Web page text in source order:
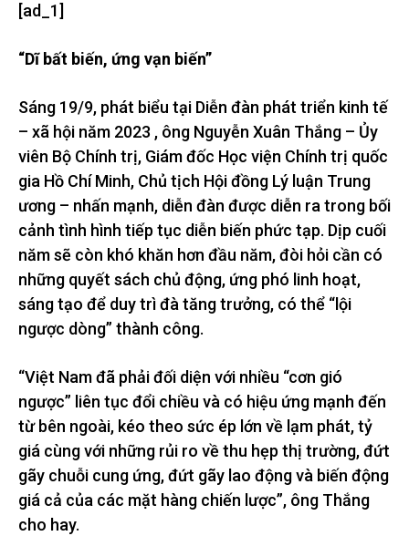
[ad_1]
“Dĩ bất biến, ứng vạn biến”
Sáng 19/9, phát biểu tại Diễn đàn phát triển kinh tế
– xã hội năm 2023 , ông Nguyễn Xuân Thắng – Ủy
viên Bộ Chính trị, Giám đốc Học viện Chính trị quốc
gia Hồ Chí Minh, Chủ tịch Hội đồng Lý luận Trung
ương – nhấn mạnh, diễn đàn được diễn ra trong bối
cảnh tình hình tiếp tục diễn biến phức tạp. Dịp cuối
năm sẽ còn khó khăn hơn đầu năm, đòi hỏi cần có
những quyết sách chủ động, ứng phó linh hoạt,
sáng tạo để duy trì đà tăng trưởng, có thể “lội
ngược dòng” thành công.
“Việt Nam đã phải đối diện với nhiều “cơn gió
ngược” liên tục đổi chiều và có hiệu ứng mạnh đến
từ bên ngoài, kéo theo sức ép lớn về lạm phát, tỷ
giá cùng với những rủi ro về thu hẹp thị trường, đứt
gãy chuỗi cung ứng, đứt gãy lao động và biến động
giá cả của các mặt hàng chiến lược”, ông Thắng
cho hay.